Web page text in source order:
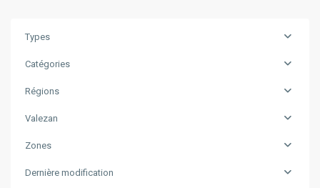
Types
Catégories
Régions
Valezan
Zones
Dernière modification